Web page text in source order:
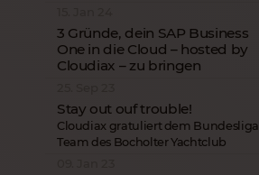
3 Gründe, dein SAP Business
One in die Cloud – hosted by
Cloudiax – zu bringen
Stay out ouf trouble!
Cloudiax gratuliert dem
Team des Bocholter Yachtclub